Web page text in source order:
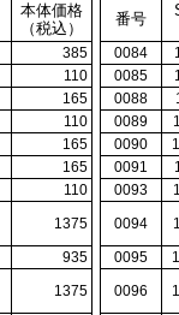
本体価格
（税込）
番号
385 0084
110 0085
165 0088
110 0089
165 0090
165 0091
110 0093
1375 0094
935 0095
1375 0096